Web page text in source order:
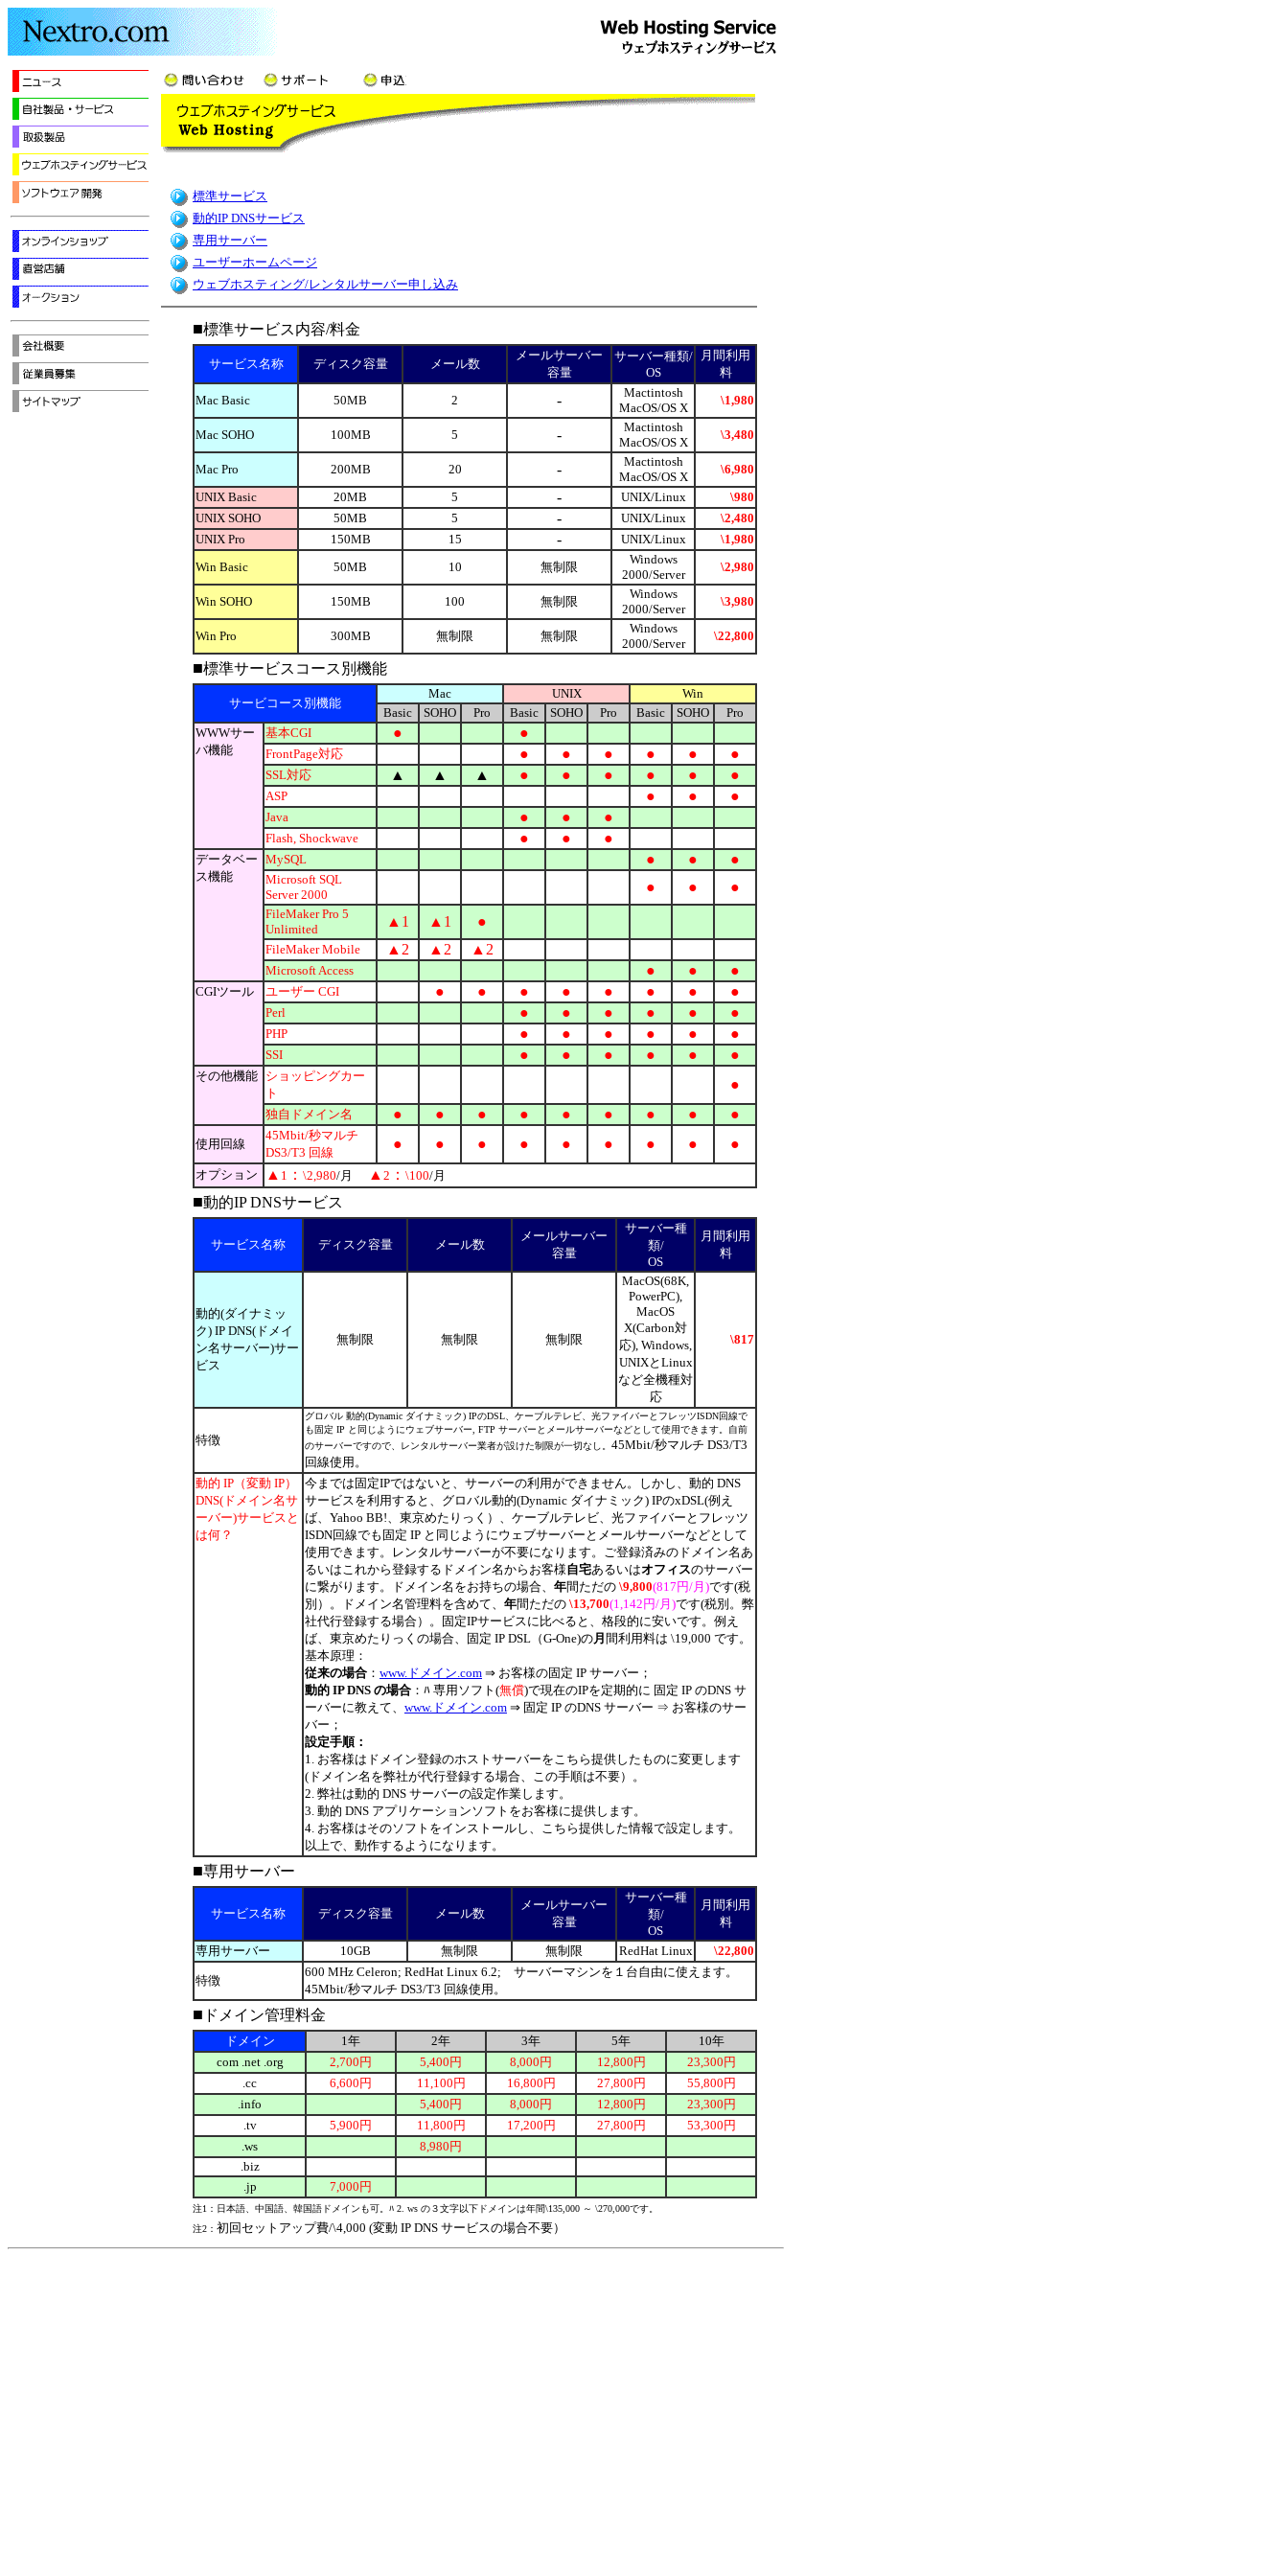
標準サービス
動的IP DNSサービス
専用サーバー
ユーザーホームページ
ウェブホスティング/レンタルサーバー申し込み
■標準サービス内容/料金
サービス名称 ディスク容量 メール数
メールサーバー
容量
サーバー種類/
OS
月間利用
料
Mac Basic
50MB 2 -
Mactintosh
MacOS/OS X
\1,980
Mac SOHO 100MB 5 -
Mactintosh
MacOS/OS X
\3,480
Mac Pro 200MB 20 -
Mactintosh
MacOS/OS X
\6,980
UNIX Basic
20MB 5 - UNIX/Linux
\980
UNIX SOHO
50MB 5 - UNIX/Linux
\2,480
UNIX Pro
150MB 15 - UNIX/Linux
\1,980
Win Basic
50MB 10 無制限
Windows
2000/Server
\2,980
Win SOHO 150MB 100 無制限
Windows
2000/Server
\3,980
Win Pro 300MB 無制限 無制限
Windows
2000/Server
\22,800
■標準サービスコース別機能
サービコース別機能
Mac UNIX
Win
Basic
SOHO Pro Basic SOHO Pro Basic SOHO
Pro
WWWサー
バ機能
基本CGI ● ●
FrontPage対応 ● ● ● ● ● ●
SSL対応 ▲ ▲ ▲ ● ● ● ● ● ●
ASP ● ● ●
Java ● ● ●
Flash, Shockwave ● ● ●
データベー
ス機能
MySQL ● ● ●
Microsoft SQL
Server 2000
● ● ●
FileMaker Pro 5
Unlimited
▲1 ▲1 ●
FileMaker Mobile ▲2 ▲2 ▲2
Microsoft Access ● ● ●
CGIツール ユーザー CGI ● ● ● ● ● ● ● ●
Perl ● ● ● ● ● ●
PHP ● ● ● ● ● ●
SSI ● ● ● ● ● ●
その他機能 ショッピングカー
ト
●
独自ドメイン名 ● ● ● ● ● ● ● ● ●
使用回線
45Mbit/秒マルチ
DS3/T3 回線
● ● ● ● ● ● ● ● ●
オプション ▲ 1 ： \2,980/月 ▲ 2 ： \100/月
■動的IP DNSサービス
サービス名称 ディスク容量 メール数
メールサーバー
容量
サーバー種
類/
OS
月間利用
料
動的(ダイナミッ
ク) IP DNS(ドメイ
ン名サーバー)サー
ビス
無制限 無制限 無制限
MacOS(68K,
PowerPC),
MacOS
X(Carbon対
応), Windows,
UNIXとLinux
など全機種対
応
\817
特徴
グロバル 動的(Dynamic ダイナミック) IPのDSL、ケーブルテレビ、光ファイバーとフレッツISDN回線で
も固定 IP と同じようにウェブサーバー, FTP サーバーとメールサーバーなどとして使用できます。自前
のサーバーですので、レンタルサーバー業者が設けた制限が一切なし。 45Mbit/秒マルチ DS3/T3
回線使用。
動的 IP（変動 IP）
DNS(ドメイン名サ
ーバー)サービスと
は何？
今までは固定IPではないと、サーバーの利用ができません。しかし、動的 DNS
サービスを利用すると、グロバル動的(Dynamic ダイナミック) IPのxDSL(例え
ば、Yahoo BB!、東京めたりっく）、ケーブルテレビ、光ファイバーとフレッツ
ISDN回線でも固定 IP と同じようにウェブサーバーとメールサーバーなどとして
使用できます。レンタルサーバーが不要になります。ご登録済みのドメイン名あ
るいはこれから登録するドメイン名からお客様自宅あるいはオフィスのサーバー
に繋がります。ドメイン名をお持ちの場合、 年間ただの \9,800(817円/月)です(税
別）。ドメイン名管理料を含めて、 年間ただの \13,700(1,142円/月)です(税別。弊
社代行登録する場合）。固定IPサービスに比べると、格段的に安いです。例え
ば、東京めたりっくの場合、固定 IP DSL（G-One)の月 間利用料は \19,000 です。
基本原理：
従来の場合 ： www.ドメイン.com ⇒ お客様の固定 IP サーバー；
動的 IP DNS の場合 ：ﾊ 専用ソフト(無償)で現在のIPを定期的に 固定 IP のDNS サ
ーバーに教えて、 www.ドメイン.com ⇒ 固定 IP のDNS サーバー ⇒ お客様のサー
バー；
設定手順：
1. お客様はドメイン登録のホストサーバーをこちら提供したものに変更します
(ドメイン名を弊社が代行登録する場合、この手順は不要）。
2. 弊社は動的 DNS サーバーの設定作業します。
3. 動的 DNS アプリケーションソフトをお客様に提供します。
4. お客様はそのソフトをインストールし、こちら提供した情報で設定します。
以上で、動作するようになります。
■専用サーバー
サービス名称 ディスク容量 メール数
メールサーバー
容量
サーバー種
類/
OS
月間利用
料
専用サーバー
10GB 無制限 無制限 RedHat Linux \22,800
特徴
600 MHz Celeron; RedHat Linux 6.2; サーバーマシンを１台自由に使えます。
45Mbit/秒マルチ DS3/T3 回線使用。
■ ドメイン管理料金
ドメイン 1年 2年 3年 5年
10年
com .net .org
2,700円 5,400円 8,000円 12,800円
23,300円
.cc
6,600円 11,100円 16,800円 27,800円
55,800円
.info
5,400円 8,000円 12,800円
23,300円
.tv
5,900円 11,800円 17,200円 27,800円
53,300円
.ws
8,980円
.biz
.jp
7,000円
注1：日本語、中国語、韓国語ドメインも可。ﾊ 2. ws の３文字以下ドメインは年間\135,000 ～ \270,000です。
注2： 初回セットアップ費/\4,000 (変動 IP DNS サービスの場合不要）